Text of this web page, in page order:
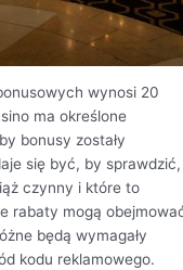
wynosi 20
ma określone
bonusy zostały
się być, by sprawdzić,
czynny i które to
rabaty mogą
będą wymagały
kodu reklamowego.